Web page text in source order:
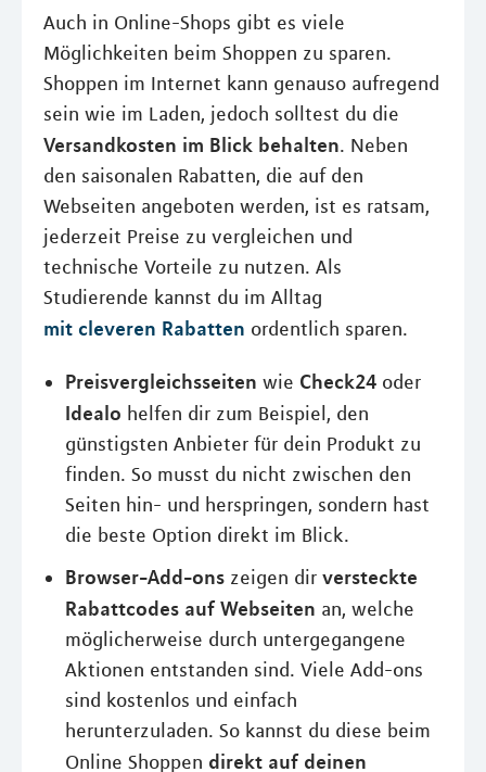
Auch in Online-Shops gibt es viele
Möglichkeiten beim Shoppen zu sparen.
Shoppen im Internet kann genauso aufregend
sein wie im Laden, jedoch solltest du die
Versandkosten im Blick behalten. Neben
den saisonalen Rabatten, die auf den
Webseiten angeboten werden, ist es ratsam,
jederzeit Preise zu vergleichen und
technische Vorteile zu nutzen. Als
Studierende kannst du im Alltag
mit cleveren Rabatten ordentlich sparen.
Preisvergleichsseiten wie Check24 oder
Idealo helfen dir zum Beispiel, den
günstigsten Anbieter für dein Produkt zu
finden. So musst du nicht zwischen den
Seiten hin- und herspringen, sondern hast
die beste Option direkt im Blick.
Browser-Add-ons zeigen dir versteckte
Rabattcodes auf Webseiten an, welche
möglicherweise durch untergegangene
Aktionen entstanden sind. Viele Add-ons
sind kostenlos und einfach
herunterzuladen. So kannst du diese beim
Online Shoppen direkt auf deinen